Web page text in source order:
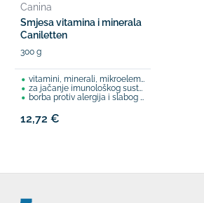
Canina
Smjesa vitamina i minerala
Caniletten
300 g
vitamini, minerali, mikroelementi i alge, ...
za jačanje imunološkog sustava
borba protiv alergija i slabog apetita
12,72 €